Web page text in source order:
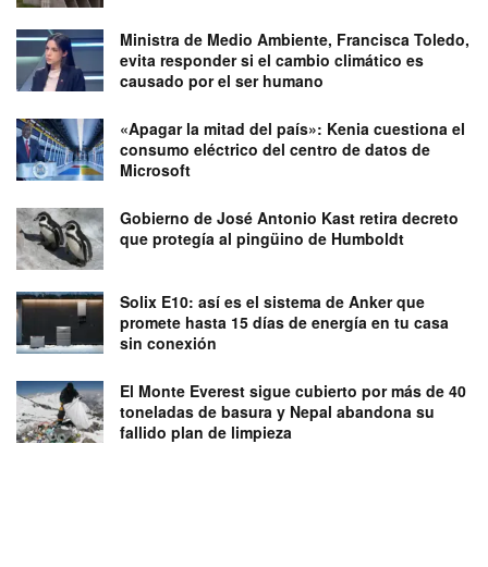
Ministra de Medio Ambiente, Francisca Toledo,
evita responder si el cambio climático es
causado por el ser humano
«Apagar la mitad del país»: Kenia cuestiona el
consumo eléctrico del centro de datos de
Microsoft
Gobierno de José Antonio Kast retira decreto
que protegía al pingüino de Humboldt
Solix E10: así es el sistema de Anker que
promete hasta 15 días de energía en tu casa
sin conexión
El Monte Everest sigue cubierto por más de 40
toneladas de basura y Nepal abandona su
fallido plan de limpieza